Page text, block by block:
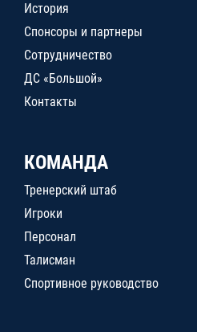
История
Спонсоры и партнеры
Сотрудничество
ДС «Большой»
Контакты
КОМАНДА
Тренерский штаб
Игроки
Персонал
Талисман
Спортивное руководство